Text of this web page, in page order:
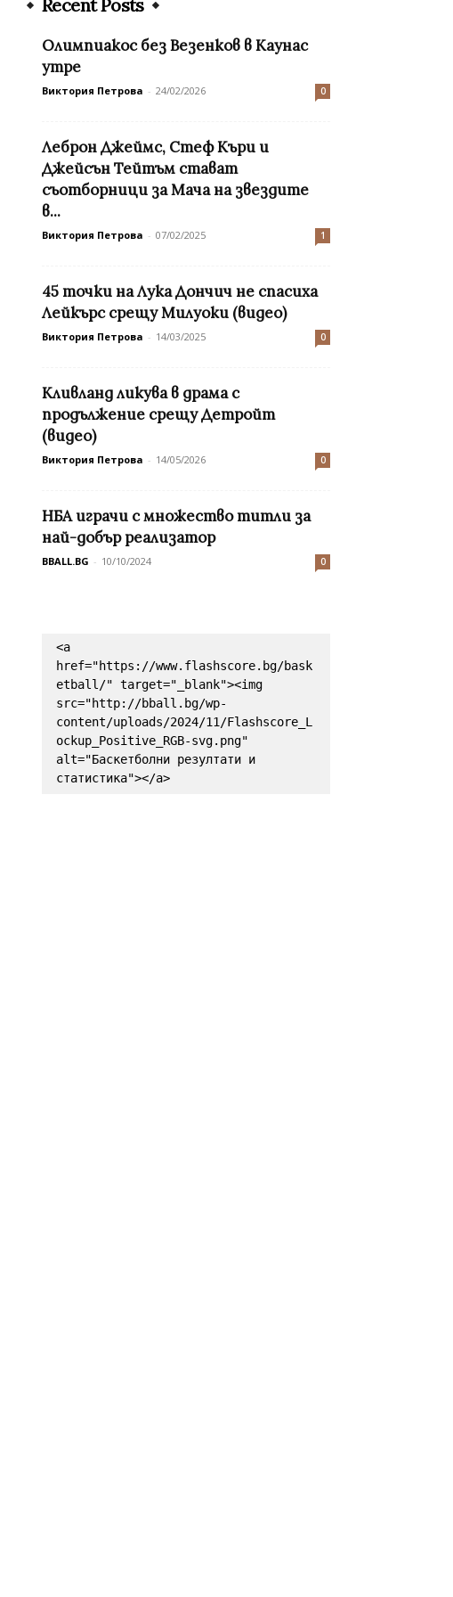
Recent Posts
Олимпиакос без Везенков в Каунас
утре
Виктория Петрова - 24/02/2026 0
Леброн Джеймс, Стеф Къри и
Джейсън Тейтъм стават
съотборници за Мача на звездите
в...
Виктория Петрова - 07/02/2025 1
45 точки на Лука Дончич не спасиха
Лейкърс срещу Милуоки (видео)
Виктория Петрова - 14/03/2025 0
Кливланд ликува в драма с
продължение срещу Детройт
(видео)
Виктория Петрова - 14/05/2026 0
НБА играчи с множество титли за
най-добър реализатор
BBALL.BG - 10/10/2024 0
<a
href="https://www.flashscore.bg/bask
etball/" target="_blank"><img
src="http://bball.bg/wp-
content/uploads/2024/11/Flashscore_L
ockup_Positive_RGB-svg.png"
alt="Баскетболни резултати и
статистика"></a>